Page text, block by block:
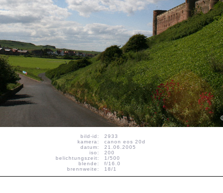
bild-id:
2933
kamera:
canon eos 20d
datum:
21.06.2005
iso:
200
belichtungszeit:
1/500
blende:
f/16.0
brennweite:
18/1